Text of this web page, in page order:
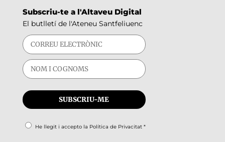
Subscriu-te a l'Altaveu Digital
El butlletí de l'Ateneu Santfeliuenc
He llegit i accepto la Política de Privacitat*